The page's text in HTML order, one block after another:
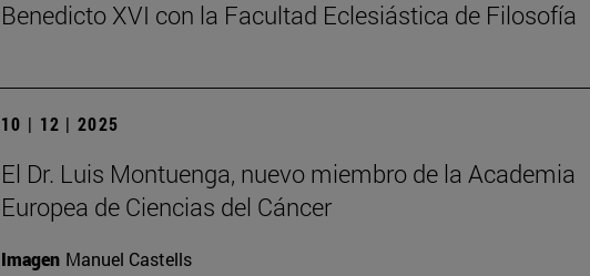
Benedicto XVI con la Facultad Eclesiástica de Filosofía
10 | 12 | 2025
El Dr. Luis Montuenga, nuevo miembro de la Academia
Europea de Ciencias del Cáncer
Imagen Manuel Castells